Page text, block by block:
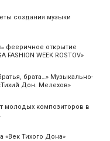
создания музыки
фееричное открытие
WEEK ROSTOV»
брата…» Музыкально-
Дон. Мелехов»
молодых композиторов в
«Век Тихого Дона»